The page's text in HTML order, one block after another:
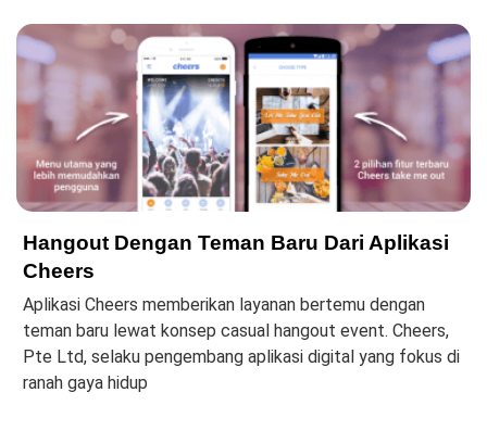
Hangout Dengan Teman Baru Dari Aplikasi
Cheers
Aplikasi Cheers memberikan layanan bertemu dengan
teman baru lewat konsep casual hangout event. Cheers,
Pte Ltd, selaku pengembang aplikasi digital yang fokus di
ranah gaya hidup